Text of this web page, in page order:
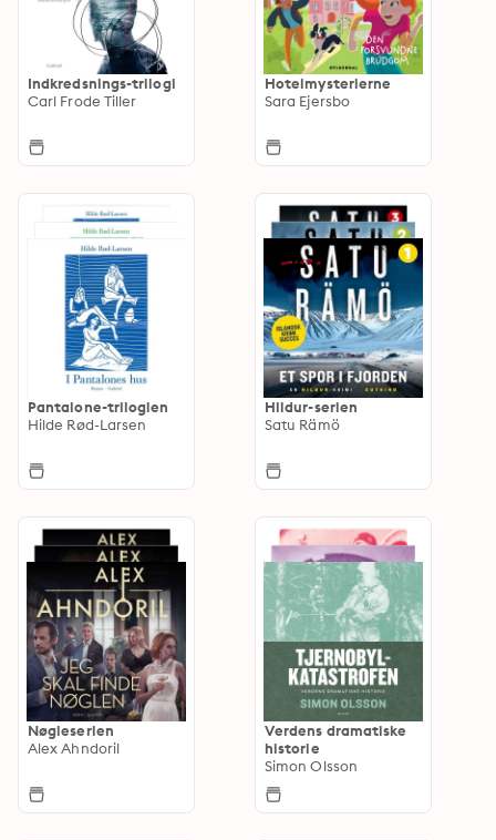
Indkredsnings-trilogi
Carl Frode Tiller
Hotelmysterierne
Sara Ejersbo
Pantalone-trilogien
Hilde Rød-Larsen
Hildur-serien
Satu Rämö
Nøgleserien
Alex Ahndoril
Verdens dramatiske
historie
Simon Olsson